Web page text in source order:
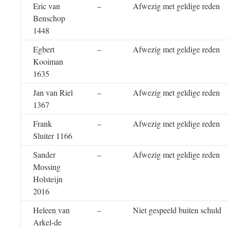
Eric van
Benschop
1448
– Afwezig met geldige reden
Egbert
Kooiman
1635
– Afwezig met geldige reden
Jan van Riel
1367
– Afwezig met geldige reden
Frank
Sluiter 1166
– Afwezig met geldige reden
Sander
Mossing
Holsteijn
2016
– Afwezig met geldige reden
Heleen van
Arkel-de
– Niet gespeeld buiten schuld